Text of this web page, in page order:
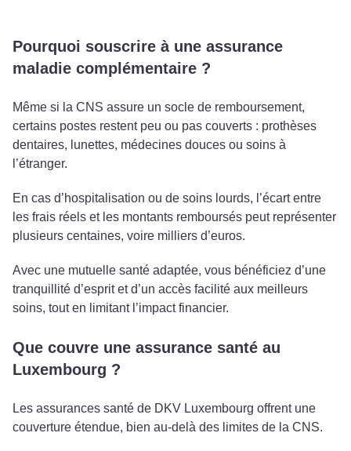
Pourquoi souscrire à une assurance
maladie complémentaire ?
Même si la CNS assure un socle de remboursement,
certains postes restent peu ou pas couverts : prothèses
dentaires, lunettes, médecines douces ou soins à
l’étranger.
En cas d’hospitalisation ou de soins lourds, l’écart entre
les frais réels et les montants remboursés peut représenter
plusieurs centaines, voire milliers d’euros.
Avec une mutuelle santé adaptée, vous bénéficiez d’une
tranquillité d’esprit et d’un accès facilité aux meilleurs
soins, tout en limitant l’impact financier.
Que couvre une assurance santé au
Luxembourg ?
Les assurances santé de DKV Luxembourg offrent une
couverture étendue, bien au-delà des limites de la CNS.